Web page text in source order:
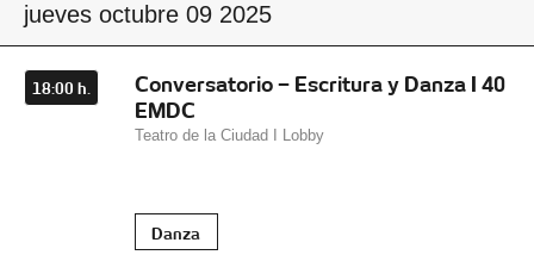
jueves octubre 09 2025
18:00 h.
Conversatorio – Escritura y Danza I 40
EMDC
Teatro de la Ciudad I Lobby
Danza